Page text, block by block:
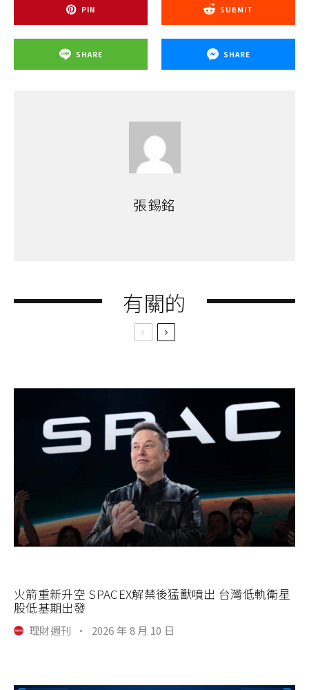
PIN SUBMIT
SHARE SHARE
張錫銘
有關的
火箭重新升空 SPACEX解禁後猛獸噴出 台灣低軌衛星
股低基期出發
理財週刊 · 2026 年 8 月 10 日